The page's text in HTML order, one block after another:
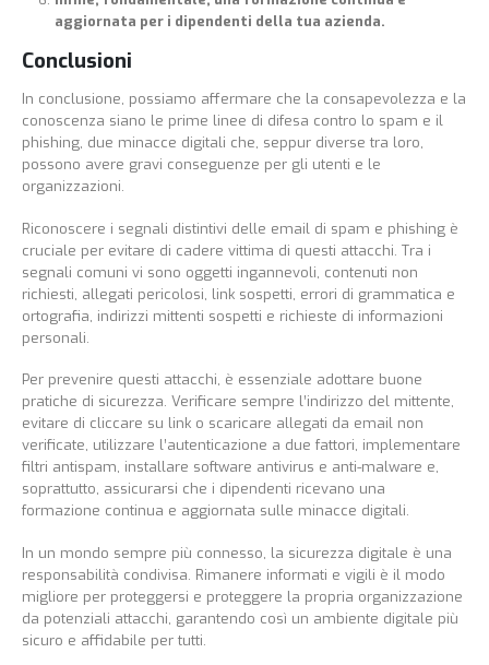
aggiornata per i dipendenti della tua azienda.
Conclusioni
In conclusione, possiamo affermare che la consapevolezza e la
conoscenza siano le prime linee di difesa contro lo spam e il
phishing, due minacce digitali che, seppur diverse tra loro,
possono avere gravi conseguenze per gli utenti e le
organizzazioni.
Riconoscere i segnali distintivi delle email di spam e phishing è
cruciale per evitare di cadere vittima di questi attacchi. Tra i
segnali comuni vi sono oggetti ingannevoli, contenuti non
richiesti, allegati pericolosi, link sospetti, errori di grammatica e
ortografia, indirizzi mittenti sospetti e richieste di informazioni
personali.
Per prevenire questi attacchi, è essenziale adottare buone
pratiche di sicurezza. Verificare sempre l’indirizzo del mittente,
evitare di cliccare su link o scaricare allegati da email non
verificate, utilizzare l’autenticazione a due fattori, implementare
filtri antispam, installare software antivirus e anti-malware e,
soprattutto, assicurarsi che i dipendenti ricevano una
formazione continua e aggiornata sulle minacce digitali.
In un mondo sempre più connesso, la sicurezza digitale è una
responsabilità condivisa. Rimanere informati e vigili è il modo
migliore per proteggersi e proteggere la propria organizzazione
da potenziali attacchi, garantendo così un ambiente digitale più
sicuro e affidabile per tutti.